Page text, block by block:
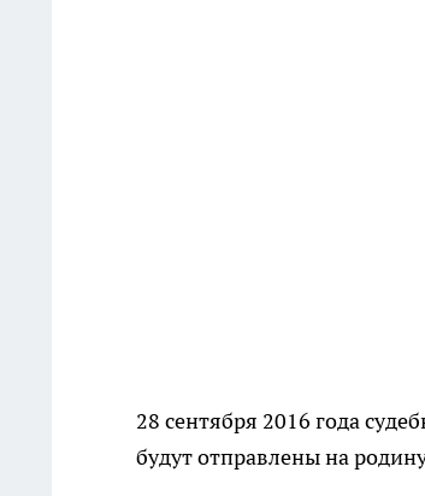
28 сентября 2016 года
будут отправлены на